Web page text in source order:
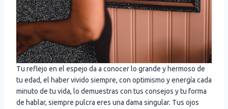
Tu reflejo en el espejo da a conocer lo grande y hermoso de
tu edad, el haber vivido siempre, con optimismo y energía cada
minuto de tu vida, lo demuestras con tus consejos y tu forma
de hablar, siempre pulcra eres una dama singular. Tus ojos